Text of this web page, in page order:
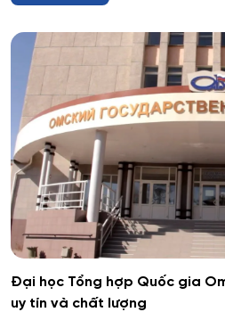
Hàng không dẫn đường và
Hành chính công
Hóa dược
Hóa dầu và công nghệ sinh
Hóa học
Hóa học cơ bản và ứng dụng
Đại học Tổng hợp Quốc gia
uy tín và chất lượng